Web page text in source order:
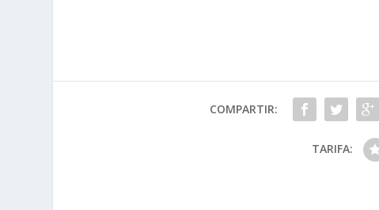
COMPARTIR:
TARIFA: